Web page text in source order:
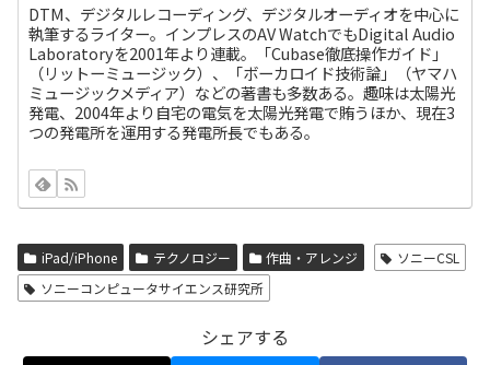
DTM、デジタルレコーディング、デジタルオーディオを中心に
執筆するライター。インプレスのAV WatchでもDigital Audio
Laboratoryを2001年より連載。「Cubase徹底操作ガイド」
（リットーミュージック）、「ボーカロイド技術論」（ヤマハ
ミュージックメディア）などの著書も多数ある。趣味は太陽光
発電、2004年より自宅の電気を太陽光発電で賄うほか、現在3
つの発電所を運用する発電所長でもある。
iPad/iPhone テクノロジー 作曲・アレンジ
ソニーCSL
ソニーコンピュータサイエンス研究所
シェアする